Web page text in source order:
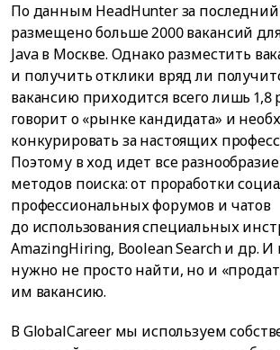
По данным HeadHunter за
размещено больше 2000 вакансий
Java в Москве. Однако разместить
и получить отклики вряд ли
вакансию приходится всего лишь 1,8
говорит о «рынке кандидата» и
конкурировать за настоящих
Поэтому в ход идет все
методов поиска: от проработки
профессиональных форумов и чатов
до использования специальных
AmazingHiring, Boolean Search и др. И
нужно не просто найти, но и
им вакансию.
В GlobalCareer мы используем